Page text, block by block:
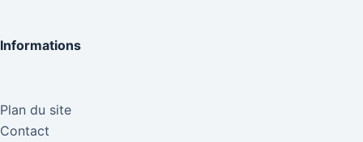
Informations
Plan du site
Contact